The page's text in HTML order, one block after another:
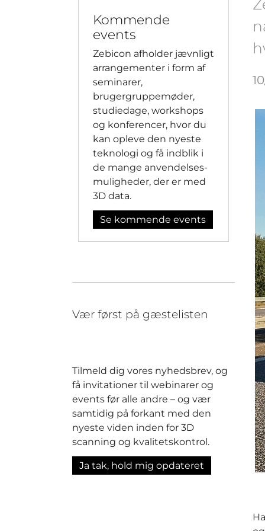
Kommende
events
Zebicon afholder jævnligt
arrangementer i form af
seminarer,
brugergruppemøder,
studiedage, workshops
og konferencer, hvor du
kan opleve den nyeste
teknologi og få indblik i
de mange anvendelses-
muligheder, der er med
3D data.
Se kommende events
Vær først på gæstelisten
Tilmeld dig vores nyhedsbrev, og
få invitationer til webinarer og
events før alle andre – og vær
samtidig på forkant med den
nyeste viden inden for 3D
scanning og kvalitetskontrol.
Ja tak, hold mig opdateret